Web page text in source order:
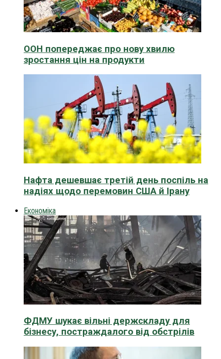
ООН попереджає про нову хвилю
зростання цін на продукти
Нафта дешевшає третій день поспіль на
надіях щодо перемовин США й Ірану
Економіка
ФДМУ шукає вільні держскладу для
бізнесу, постраждалого від обстрілів